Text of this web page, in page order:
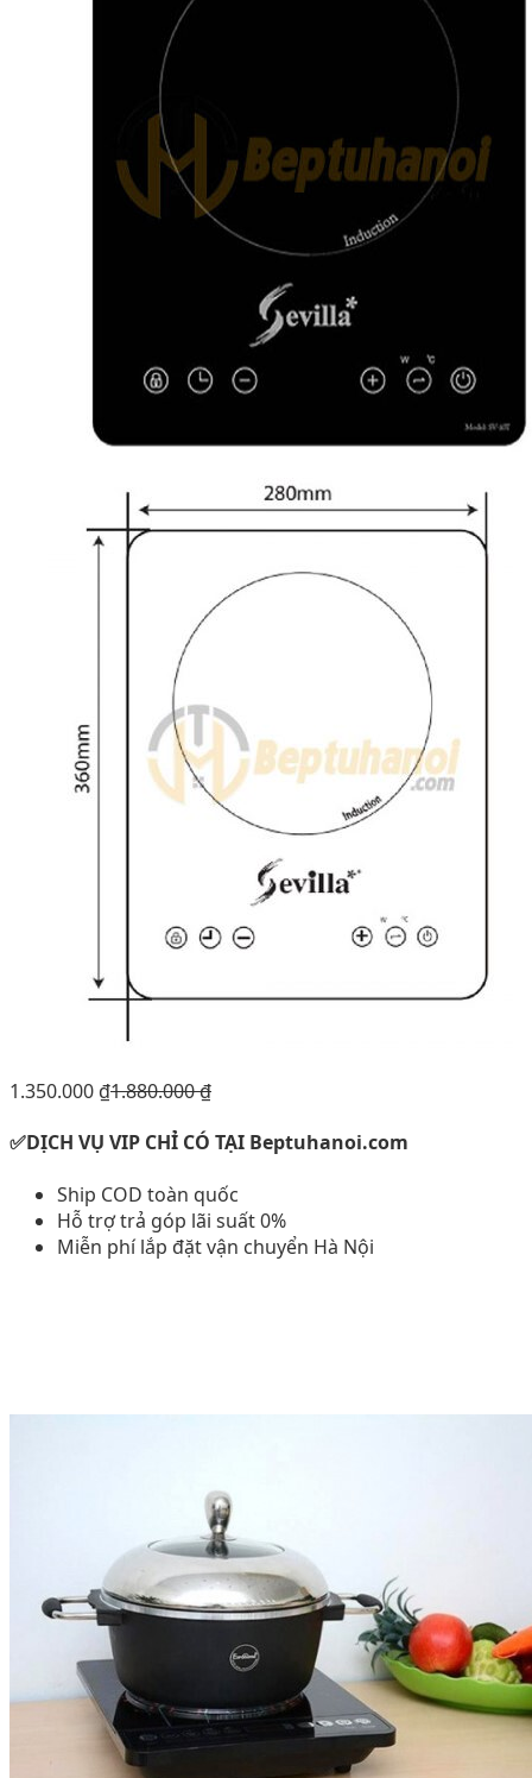
1.350.000 ₫1.880.000₫
✅DỊCH VỤ VIP CHỈ CÓ TẠI Beptuhanoi.com
Ship COD toàn quốc
Hỗ trợ trả góp lãi suất 0%
Miễn phí lắp đặt vận chuyển Hà Nội